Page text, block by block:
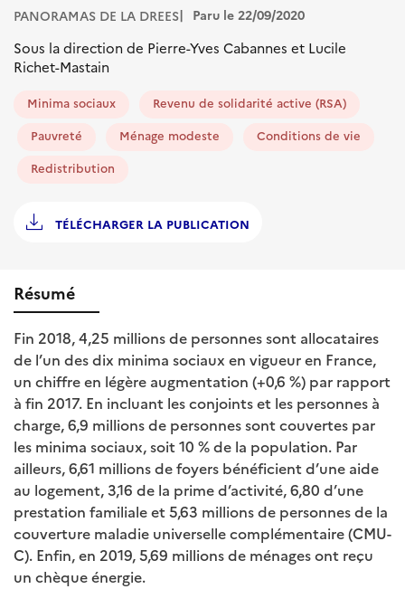
PANORAMAS DE LA DREES Paru le 22/09/2020
Sous la direction de Pierre-Yves Cabannes et Lucile
Richet-Mastain
Minima sociaux
Revenu de solidarité active (RSA)
Pauvreté
Ménage modeste
Conditions de vie
Redistribution
TÉLÉCHARGER LA PUBLICATION
Résumé
Fin 2018, 4,25 millions de personnes sont allocataires
de l’un des dix minima sociaux en vigueur en France,
un chiffre en légère augmentation (+0,6 %) par rapport
à fin 2017. En incluant les conjoints et les personnes à
charge, 6,9 millions de personnes sont couvertes par
les minima sociaux, soit 10 % de la population. Par
ailleurs, 6,61 millions de foyers bénéficient d’une aide
au logement, 3,16 de la prime d’activité, 6,80 d’une
prestation familiale et 5,63 millions de personnes de la
couverture maladie universelle complémentaire (CMU-
C). Enfin, en 2019, 5,69 millions de ménages ont reçu
un chèque énergie.